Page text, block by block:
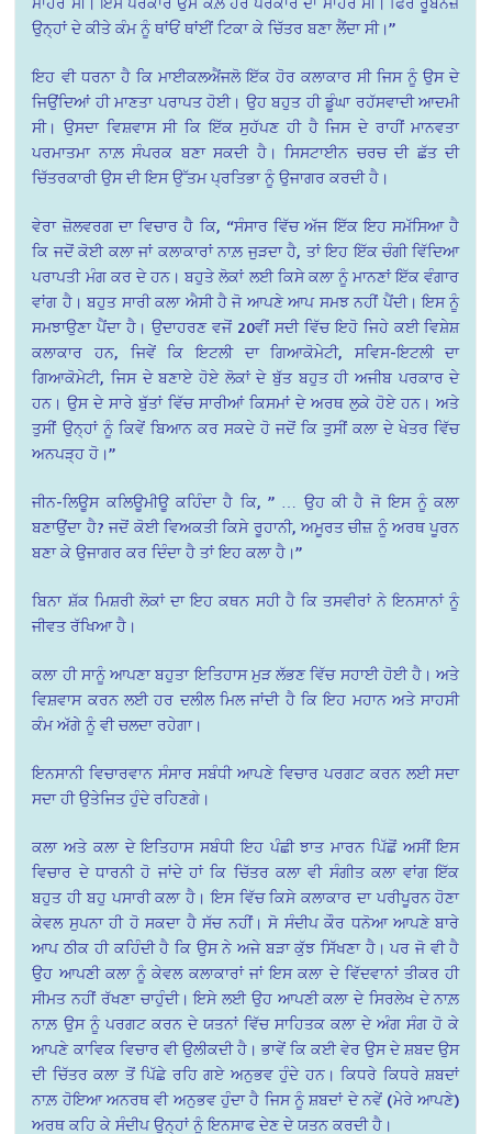
ਉਨ੍ਹਾਂ ਦੇ ਕੀਤੇ ਕੰਮ ਨੂੰ ਥਾਂਓਂ ਥਾਂਈਂ ਟਿਕਾ ਕੇ ਚਿੱਤਰ ਬਣਾ ਲੈਂਦਾ ਸੀ।”
ਇਹ ਵੀ ਧਰਨਾ ਹੈ ਕਿ ਮਾਈਕਲਐਂਜਲੋ ਇੱਕ ਹੋਰ ਕਲਾਕਾਰ ਸੀ ਜਿਸ ਨੂੰ ਉਸ ਦੇ
ਜਿਉਂਦਿਆਂ ਹੀ ਮਾਣਤਾ ਪਰਾਪਤ ਹੋਈ। ਉਹ ਬਹੁਤ ਹੀ ਡੂੰਘਾ ਰਹੱਸਵਾਦੀ ਆਦਮੀ
ਸੀ। ਉਸਦਾ ਵਿਸ਼ਵਾਸ ਸੀ ਕਿ ਇੱਕ ਸੁਹੱਪਣ ਹੀ ਹੈ ਜਿਸ ਦੇ ਰਾਹੀਂ ਮਾਨਵਤਾ
ਪਰਮਾਤਮਾ ਨਾਲ਼ ਸੰਪਰਕ ਬਣਾ ਸਕਦੀ ਹੈ। ਸਿਸਟਾਈਨ ਚਰਚ ਦੀ ਛੱਤ ਦੀ
ਚਿੱਤਰਕਾਰੀ ਉਸ ਦੀ ਇਸ ਉੱਤਮ ਪ੍ਰਤਿਭਾ ਨੂੰ ਉਜਾਗਰ ਕਰਦੀ ਹੈ।
ਵੇਰਾ ਜ਼ੋਲਵਰਗ ਦਾ ਵਿਚਾਰ ਹੈ ਕਿ, “ਸੰਸਾਰ ਵਿੱਚ ਅੱਜ ਇੱਕ ਇਹ ਸਮੱਸਿਆ ਹੈ
ਕਿ ਜਦੋਂ ਕੋਈ ਕਲਾ ਜਾਂ ਕਲਾਕਾਰਾਂ ਨਾਲ਼ ਜੁੜਦਾ ਹੈ, ਤਾਂ ਇਹ ਇੱਕ ਚੰਗੀ ਵਿੱਦਿਆ
ਪਰਾਪਤੀ ਮੰਗ ਕਰ ਦੇ ਹਨ। ਬਹੁਤੇ ਲੋਕਾਂ ਲਈ ਕਿਸੇ ਕਲਾ ਨੂੰ ਮਾਨਣਾਂ ਇੱਕ ਵੰਗਾਰ
ਵਾਂਗ ਹੈ। ਬਹੁਤ ਸਾਰੀ ਕਲਾ ਐਸੀ ਹੈ ਜੋ ਆਪਣੇ ਆਪ ਸਮਝ ਨਹੀਂ ਪੈਂਦੀ। ਇਸ ਨੂੰ
ਸਮਝਾਉਣਾ ਪੈਂਦਾ ਹੈ। ਉਦਾਹਰਣ ਵਜੋਂ 20ਵੀਂ ਸਦੀ ਵਿੱਚ ਇਹੋ ਜਿਹੇ ਕਈ ਵਿਸ਼ੇਸ਼
ਕਲਾਕਾਰ ਹਨ, ਜਿਵੇਂ ਕਿ ਇਟਲੀ ਦਾ ਗਿਆਕੋਮੇਟੀ, ਸਵਿਸ-ਇਟਲੀ ਦਾ
ਗਿਆਕੋਮੇਟੀ, ਜਿਸ ਦੇ ਬਣਾਏ ਹੋਏ ਲੋਕਾਂ ਦੇ ਬੁੱਤ ਬਹੁਤ ਹੀ ਅਜੀਬ ਪਰਕਾਰ ਦੇ
ਹਨ। ਉਸ ਦੇ ਸਾਰੇ ਬੁੱਤਾਂ ਵਿੱਚ ਸਾਰੀਆਂ ਕਿਸਮਾਂ ਦੇ ਅਰਥ ਲੁਕੇ ਹੋਏ ਹਨ। ਅਤੇ
ਤੁਸੀਂ ਉਨ੍ਹਾਂ ਨੂੰ ਕਿਵੇਂ ਬਿਆਨ ਕਰ ਸਕਦੇ ਹੋ ਜਦੋਂ ਕਿ ਤੁਸੀਂ ਕਲਾ ਦੇ ਖੇਤਰ ਵਿੱਚ
ਅਨਪੜ੍ਹ ਹੋ।”
ਜੀਨ-ਲਿਊਸ ਕਲਿਊਮੀਊ ਕਹਿੰਦਾ ਹੈ ਕਿ, ” … ਉਹ ਕੀ ਹੈ ਜੋ ਇਸ ਨੂੰ ਕਲਾ
ਬਣਾਉਂਦਾ ਹੈ? ਜਦੋਂ ਕੋਈ ਵਿਅਕਤੀ ਕਿਸੇ ਰੂਹਾਨੀ, ਅਮੂਰਤ ਚੀਜ਼ ਨੂੰ ਅਰਥ ਪੂਰਨ
ਬਣਾ ਕੇ ਉਜਾਗਰ ਕਰ ਦਿੰਦਾ ਹੈ ਤਾਂ ਇਹ ਕਲਾ ਹੈ।”
ਬਿਨਾ ਸ਼ੱਕ ਮਿਸ਼ਰੀ ਲੋਕਾਂ ਦਾ ਇਹ ਕਥਨ ਸਹੀ ਹੈ ਕਿ ਤਸਵੀਰਾਂ ਨੇ ਇਨਸਾਨਾਂ ਨੂੰ
ਜੀਵਤ ਰੱਖਿਆ ਹੈ।
ਕਲਾ ਹੀ ਸਾਨੂੰ ਆਪਣਾ ਬਹੁਤਾ ਇਤਿਹਾਸ ਮੁੜ ਲੱਭਣ ਵਿੱਚ ਸਹਾਈ ਹੋਈ ਹੈ। ਅਤੇ
ਵਿਸ਼ਵਾਸ ਕਰਨ ਲਈ ਹਰ ਦਲੀਲ ਮਿਲ ਜਾਂਦੀ ਹੈ ਕਿ ਇਹ ਮਹਾਨ ਅਤੇ ਸਾਹਸੀ
ਕੰਮ ਅੱਗੇ ਨੂੰ ਵੀ ਚਲਦਾ ਰਹੇਗਾ।
ਇਨਸਾਨੀ ਵਿਚਾਰਵਾਨ ਸੰਸਾਰ ਸਬੰਧੀ ਆਪਣੇ ਵਿਚਾਰ ਪਰਗਟ ਕਰਨ ਲਈ ਸਦਾ
ਸਦਾ ਹੀ ਉਤੇਜਿਤ ਹੁੰਦੇ ਰਹਿਣਗੇ।
ਕਲਾ ਅਤੇ ਕਲਾ ਦੇ ਇਤਿਹਾਸ ਸਬੰਧੀ ਇਹ ਪੰਛੀ ਝਾਤ ਮਾਰਨ ਪਿੱਛੋਂ ਅਸੀਂ ਇਸ
ਵਿਚਾਰ ਦੇ ਧਾਰਨੀ ਹੋ ਜਾਂਦੇ ਹਾਂ ਕਿ ਚਿੱਤਰ ਕਲਾ ਵੀ ਸੰਗੀਤ ਕਲਾ ਵਾਂਗ ਇੱਕ
ਬਹੁਤ ਹੀ ਬਹੁ ਪਸਾਰੀ ਕਲਾ ਹੈ। ਇਸ ਵਿੱਚ ਕਿਸੇ ਕਲਾਕਾਰ ਦਾ ਪਰੀਪੂਰਨ ਹੋਣਾ
ਕੇਵਲ ਸੁਪਨਾ ਹੀ ਹੋ ਸਕਦਾ ਹੈ ਸੱਚ ਨਹੀਂ। ਸੋ ਸੰਦੀਪ ਕੌਰ ਧਨੋਆ ਆਪਣੇ ਬਾਰੇ
ਆਪ ਠੀਕ ਹੀ ਕਹਿੰਦੀ ਹੈ ਕਿ ਉਸ ਨੇ ਅਜੇ ਬੜਾ ਕੁੱਝ ਸਿੱਖਣਾ ਹੈ। ਪਰ ਜੋ ਵੀ ਹੈ
ਉਹ ਆਪਣੀ ਕਲਾ ਨੂੰ ਕੇਵਲ ਕਲਾਕਾਰਾਂ ਜਾਂ ਇਸ ਕਲਾ ਦੇ ਵਿੱਦਵਾਨਾਂ ਤੀਕਰ ਹੀ
ਸੀਮਤ ਨਹੀਂ ਰੱਖਣਾ ਚਾਹੁੰਦੀ। ਇਸੇ ਲਈ ਉਹ ਆਪਣੀ ਕਲਾ ਦੇ ਸਿਰਲੇਖ ਦੇ ਨਾਲ਼
ਨਾਲ਼ ਉਸ ਨੂੰ ਪਰਗਟ ਕਰਨ ਦੇ ਯਤਨਾਂ ਵਿੱਚ ਸਾਹਿਤਕ ਕਲਾ ਦੇ ਅੰਗ ਸੰਗ ਹੋ ਕੇ
ਆਪਣੇ ਕਾਵਿਕ ਵਿਚਾਰ ਵੀ ਉਲੀਕਦੀ ਹੈ। ਭਾਵੇਂ ਕਿ ਕਈ ਵੇਰ ਉਸ ਦੇ ਸ਼ਬਦ ਉਸ
ਦੀ ਚਿੱਤਰ ਕਲਾ ਤੋਂ ਪਿੱਛੇ ਰਹਿ ਗਏ ਅਨੁਭਵ ਹੁੰਦੇ ਹਨ। ਕਿਧਰੇ ਕਿਧਰੇ ਸ਼ਬਦਾਂ
ਨਾਲ਼ ਹੋਇਆ ਅਨਰਥ ਵੀ ਅਨੁਭਵ ਹੁੰਦਾ ਹੈ ਜਿਸ ਨੂੰ ਸ਼ਬਦਾਂ ਦੇ ਨਵੇਂ (ਮੇਰੇ ਆਪਣੇ)
ਅਰਥ ਕਹਿ ਕੇ ਸੰਦੀਪ ਉਨ੍ਹਾਂ ਨੂੰ ਇਨਸਾਫ ਦੇਣ ਦੇ ਯਤਨ ਕਰਦੀ ਹੈ।